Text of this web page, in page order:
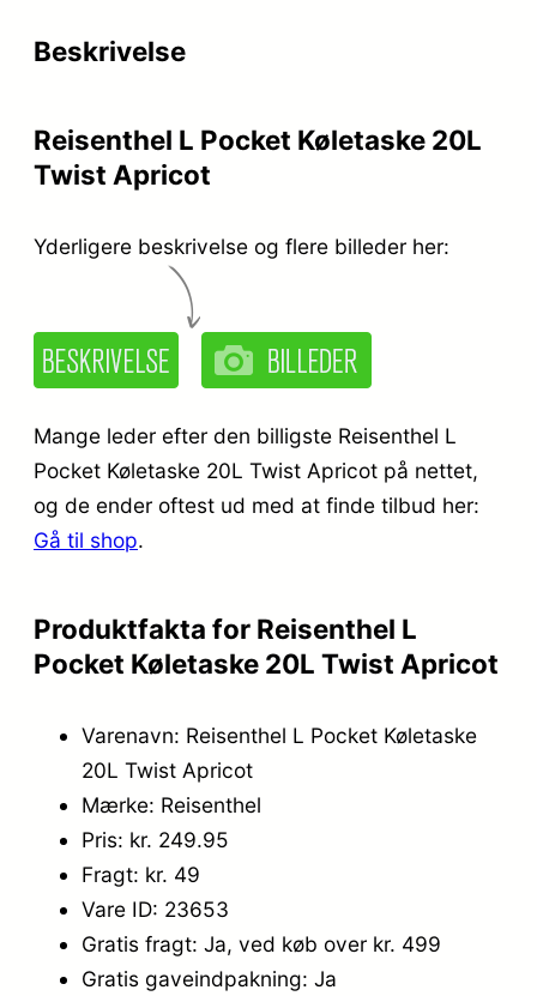
i
v
a
r
k
r
3
,
0
.
k
.
2
4
9
,
9
Beskrivelse
Reisenthel L Pocket Køletaske 20L
Twist Apricot
Yderligere beskrivelse og flere billeder her:
Mange leder efter den billigste Reisenthel L
Pocket Køletaske 20L Twist Apricot på nettet,
og de ender oftest ud med at finde tilbud her:
Gå til shop.
Produktfakta for Reisenthel L
Pocket Køletaske 20L Twist Apricot
Varenavn: Reisenthel L Pocket Køletaske
20L Twist Apricot
Mærke: Reisenthel
Pris: kr. 249.95
Fragt: kr. 49
Vare ID: 23653
Gratis fragt: Ja, ved køb over kr. 499
Gratis gaveindpakning: Ja